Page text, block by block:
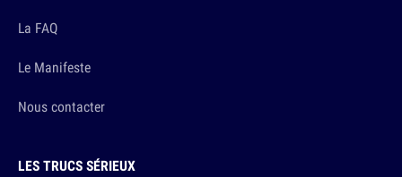
La FAQ
Le Manifeste
Nous contacter
LES TRUCS SÉRIEUX